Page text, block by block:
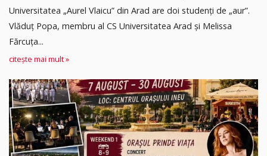
Universitatea „Aurel Vlaicu” din Arad are doi studenți de „aur”.
Vlăduț Popa, membru al CS Universitatea Arad și Melissa
Fărcuța...
citește mai mult »